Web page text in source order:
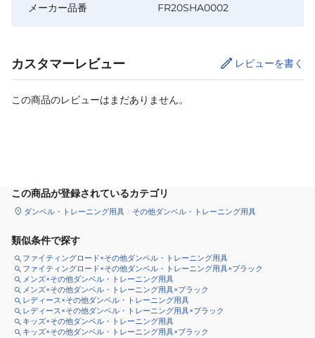
メーカー品番
FR20SHA0002
カスタマーレビュー レビューを書く
この商品のレビューはまだありません。
この商品が登録されているカテゴリ
ダンベル・トレーニング用具 その他ダンベル・トレーニング用具
類似条件で探す
ファイティングロード×その他ダンベル・トレーニング用具
ファイティングロード×その他ダンベル・トレーニング用具×ブラック
メンズ×その他ダンベル・トレーニング用具
メンズ×その他ダンベル・トレーニング用具×ブラック
レディース×その他ダンベル・トレーニング用具
レディース×その他ダンベル・トレーニング用具×ブラック
キッズ×その他ダンベル・トレーニング用具
キッズ×その他ダンベル・トレーニング用具×ブラック